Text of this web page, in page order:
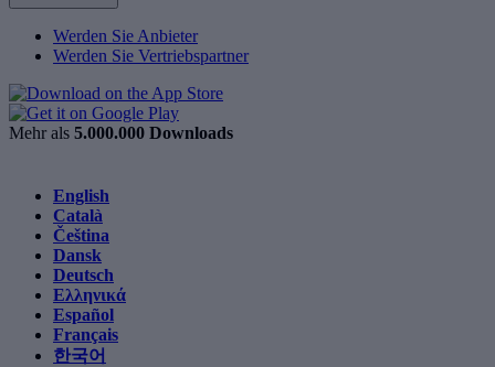
Werden Sie Anbieter
Werden Sie Vertriebspartner
Mehr als 5.000.000 Downloads
English
Català
Čeština
Dansk
Deutsch
Ελληνικά
Español
Français
한국어